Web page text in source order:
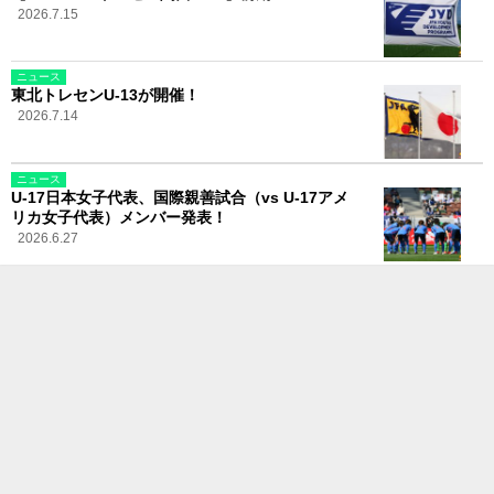
2026.7.15
ニュース
東北トレセンU-13が開催！
2026.7.14
ニュース
U-17日本女子代表、国際親善試合（vs U-17アメ
リカ女子代表）メンバー発表！
2026.6.27